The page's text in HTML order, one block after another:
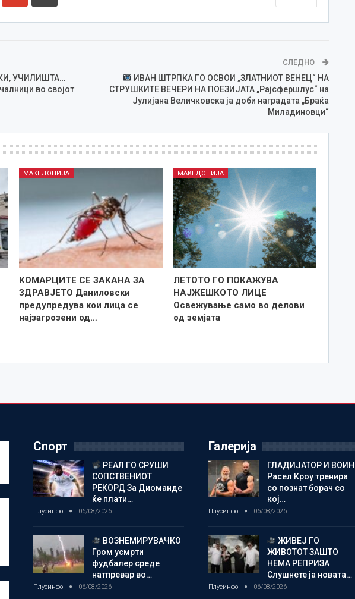
УЧИЛИШТА…
во својот
СЛЕДНО
ИВАН ШТРПКА ГО ОСВОИ „ЗЛАТНИОТ ВЕНЕЦ“ НА
СТРУШКИТЕ ВЕЧЕРИ НА ПОЕЗИЈАТА „Рајсфершлус“ на
Јулијана Величковска ја доби наградата „Браќа
Миладиновци“
МАКЕДОНИЈА
КОМАРЦИТЕ СЕ ЗАКАНА ЗА
ЗДРАВЈЕТО Даниловски
предупредува кои лица се
најзагрозени од…
МАКЕДОНИЈА
ЛЕТОТО ГО ПОКАЖУВА
НАЈЖЕШКОТО ЛИЦE
Освежување само во делови
од земјата
Спорт
РЕАЛ ГО СРУШИ
СОПСТВЕНИОТ
РЕКОРД За Диоманде
ќе плати…
Плусинфо 06/08/2026
ВОЗНЕМИРУВАЧКО
Гром усмрти
фудбалер среде
натпревар во…
Плусинфо 06/08/2026
Галерија
ГЛАДИЈАТОР И ВОИН
Расел Кроу тренира
со познат борач со
кој…
Плусинфо 06/08/2026
ЖИВЕЈ ГО
ЖИВОТОТ ЗАШТО
НЕМА РЕПРИЗА
Слушнете ја новата…
Плусинфо 06/08/2026